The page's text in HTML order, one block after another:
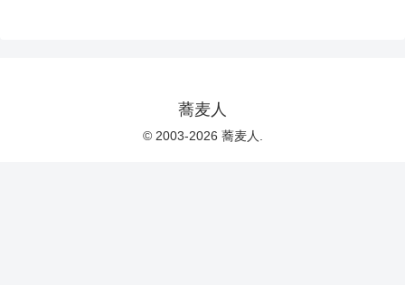
蕎麦人
© 2003-2026 蕎麦人.